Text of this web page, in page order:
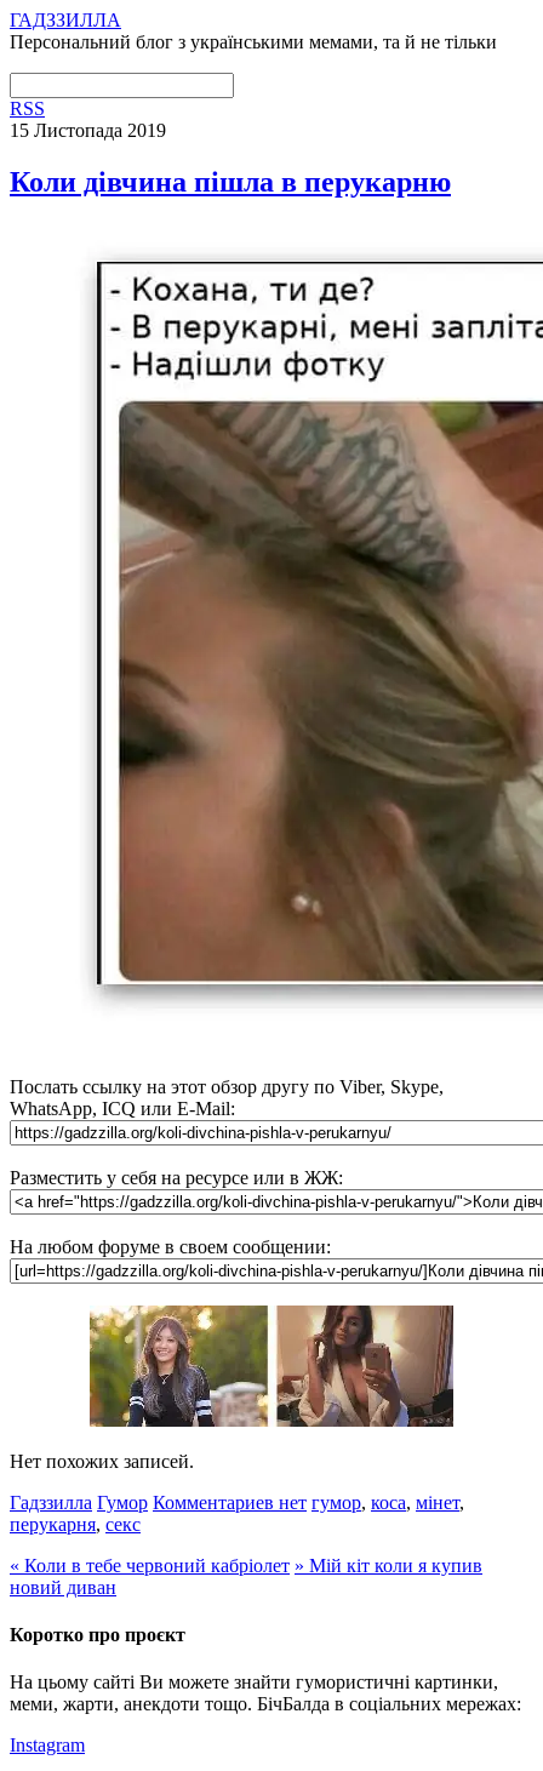
ГАДЗЗИЛЛА
Персональний блог з українськими мемами, та й не тільки
RSS
15 Листопада 2019
Коли дівчина пішла в перукарню
Послать ссылку на этот обзор другу по Viber, Skype,
WhatsApp, ICQ или E-Mail:
Разместить у себя на ресурсе или в ЖЖ:
На любом форуме в своем сообщении:
Нет похожих записей.
Гадззилла Гумор Комментариев нет гумор, коса, мінет,
перукарня, секс
« Коли в тебе червоний кабріолет » Мій кіт коли я купив
новий диван
Коротко про проєкт
На цьому сайті Ви можете знайти гумористичні картинки,
меми, жарти, анекдоти тощо. БічБалда в соціальних мережах:
Instagram